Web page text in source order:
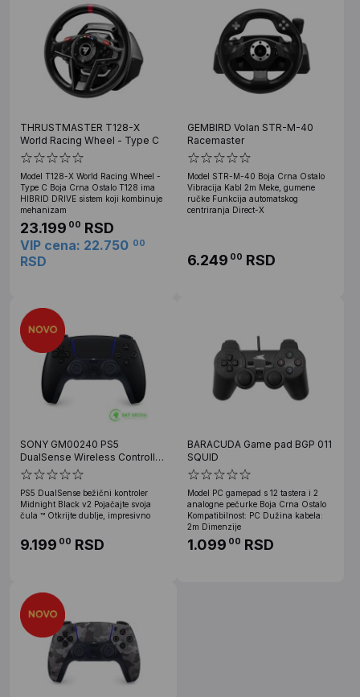
THRUSTMASTER T128-X
World Racing Wheel - Type C
Model T128-X World Racing Wheel -
Type C Boja Crna Ostalo T128 ima
HIBRID DRIVE sistem koji kombinuje
mehanizam
23.199 00 RSD
VIP cena: 22.750 00
RSD
GEMBIRD Volan STR-M-40
Racemaster
Model STR-M-40 Boja Crna Ostalo
Vibracija Kabl 2m Meke, gumene
ručke Funkcija automatskog
centriranja Direct-X
6.249 00 RSD
SONY GM00240 PS5
DualSense Wireless Controller
Black ZCT2W/EAS
PS5 DualSense bežični kontroler
Midnight Black v2 Pojačajte svoja
čula ™ Otkrijte dublje, impresivno
9.199 00 RSD
BARACUDA Game pad BGP 011
SQUID
Model PC gamepad s 12 tastera i 2
analogne pečurke Boja Crna Ostalo
Kompatibilnost: PC Dužina kabela:
2m Dimenzije
1.099 00 RSD